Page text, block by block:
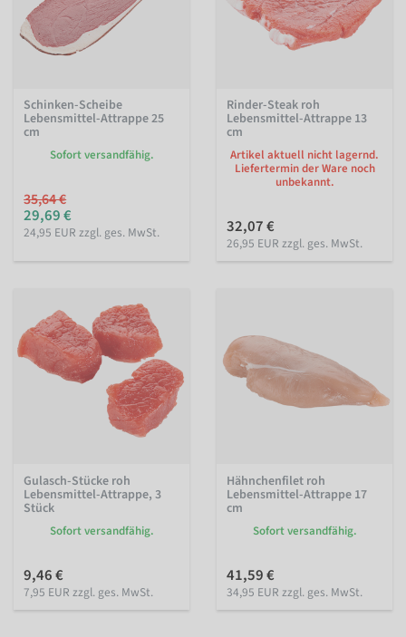
Schinken-Scheibe
Lebensmittel-Attrappe 25
cm
Sofort versandfähig.
35,64 €
29,69 €
24,95 EUR zzgl. ges. MwSt.
Rinder-Steak roh
Lebensmittel-Attrappe 13
cm
Artikel aktuell nicht lagernd.
Liefertermin der Ware noch
unbekannt.
32,07 €
26,95 EUR zzgl. ges. MwSt.
Gulasch-Stücke roh
Lebensmittel-Attrappe, 3
Stück
Sofort versandfähig.
9,46 €
7,95 EUR zzgl. ges. MwSt.
Hähnchenfilet roh
Lebensmittel-Attrappe 17
cm
Sofort versandfähig.
41,59 €
34,95 EUR zzgl. ges. MwSt.